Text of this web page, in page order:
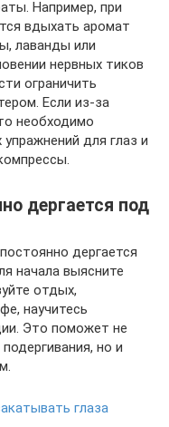
Например, при
вдыхать аромат
лаванды или
нервных тиков
ограничить
Если из-за
необходимо
для глаз и
дергается под
дергается
начала выясните
отдых,
научитесь
Это поможет не
но и
глаза